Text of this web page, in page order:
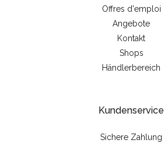
Offres d'emploi
Angebote
Kontakt
Shops
Händlerbereich
Kundenservice
Sichere Zahlung